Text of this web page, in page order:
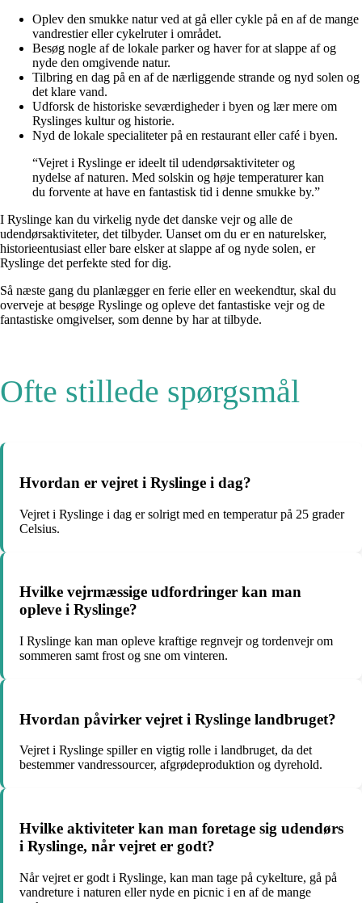
Oplev den smukke natur ved at gå eller cykle på en af ​​de mange
vandrestier eller cykelruter i området.
Besøg nogle af de lokale parker og haver for at slappe af og
nyde den omgivende natur.
Tilbring en dag på en af ​​de nærliggende strande og nyd solen og
det klare vand.
Udforsk de historiske seværdigheder i byen og lær mere om
Ryslinges kultur og historie.
Nyd de lokale specialiteter på en restaurant eller café i byen.
“Vejret i Ryslinge er ideelt til udendørsaktiviteter og
nydelse af naturen. Med solskin og høje temperaturer kan
du forvente at have en fantastisk tid i denne smukke by.”
I Ryslinge kan du virkelig nyde det danske vejr og alle de
udendørsaktiviteter, det tilbyder. Uanset om du er en naturelsker,
historieentusiast eller bare elsker at slappe af og nyde solen, er
Ryslinge det perfekte sted for dig.
Så næste gang du planlægger en ferie eller en weekendtur, skal du
overveje at besøge Ryslinge og opleve det fantastiske vejr og de
fantastiske omgivelser, som denne by har at tilbyde.
Ofte stillede spørgsmål
Hvordan er vejret i Ryslinge i dag?
Vejret i Ryslinge i dag er solrigt med en temperatur på 25 grader
Celsius.
Hvilke vejrmæssige udfordringer kan man
opleve i Ryslinge?
I Ryslinge kan man opleve kraftige regnvejr og tordenvejr om
sommeren samt frost og sne om vinteren.
Hvordan påvirker vejret i Ryslinge landbruget?
Vejret i Ryslinge spiller en vigtig rolle i landbruget, da det
bestemmer vandressourcer, afgrødeproduktion og dyrehold.
Hvilke aktiviteter kan man foretage sig udendørs
i Ryslinge, når vejret er godt?
Når vejret er godt i Ryslinge, kan man tage på cykelture, gå på
vandreture i naturen eller nyde en picnic i en af de mange